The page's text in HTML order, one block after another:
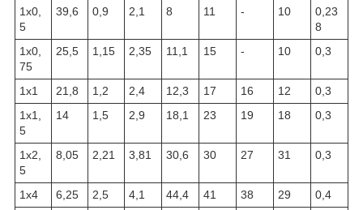
1х0,
5
39,6 0,9 2,1 8 11 - 10
0,23
8
1х0,
75
25,5 1,15 2,35 11,1 15 - 10 0,3
1х1 21,8 1,2 2,4 12,3 17 16 12
0,3
1х1,
5
14 1,5 2,9 18,1 23 19 18 0,3
1х2,
5
8,05 2,21 3,81 30,6 30 27 31 0,3
1х4 6,25 2,5 4,1 44,4 41 38 29
0,4